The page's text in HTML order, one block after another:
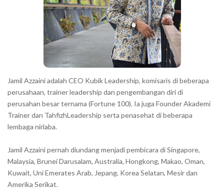
Jamil Azzaini adalah CEO Kubik Leadership, komisaris di beberapa
perusahaan, trainer leadership dan pengembangan diri di
perusahan besar ternama (Fortune 100). Ia juga Founder Akademi
Trainer dan TahfizhLeadership serta penasehat di beberapa
lembaga nirlaba.
Jamil Azzaini pernah diundang menjadi pembicara di Singapore,
Malaysia, Brunei Darusalam, Australia, Hongkong, Makao, Oman,
Kuwait, Uni Emerates Arab, Jepang, Korea Selatan, Mesir dan
Amerika Serikat.